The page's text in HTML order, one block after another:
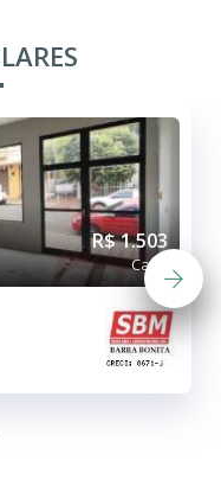
R$ 1.503
Casa